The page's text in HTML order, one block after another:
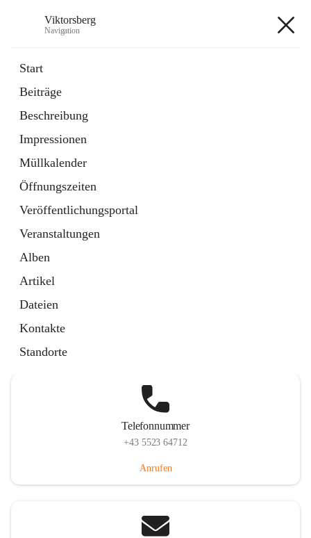
Viktorsberg
Navigation
Start
Beiträge
Beschreibung
Impressionen
Müllkalender
Öffnungszeiten
Veröffentlichungsportal
Veranstaltungen
Alben
Artikel
Dateien
Kontakte
Standorte
1 Schnellzugriff
Bürgerservice
10 Schnellzugriffe
Telefonnummer
+43 5523 64712
Anrufen